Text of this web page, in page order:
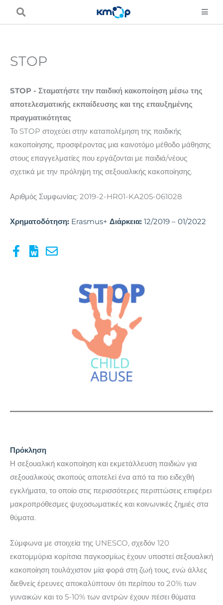
Μετάβαση
STOP
STOP - Σταματήστε την παιδική κακοποίηση μέσω της
αποτελεσματικής εκπαίδευσης και της επαυξημένης
πραγματικότητας
Το STOP στοχεύει στην καταπολέμηση της παιδικής
κακοποίησης, προσφέροντας μια καινοτόμο μέθοδο μάθησης
στους επαγγελματίες που εργάζονται με παιδιά/νέους
σχετικά με την πρόληψη της σεξουαλικής κακοποίησης.
Αριθμός Συμφωνίας: 2019-2-HR01-KA205-061028
Χρηματοδότηση: Erasmus+ Διάρκεια: 12/2019 – 01/2022
Πρόκληση
Η σεξουαλική κακοποίηση και εκμετάλλευση παιδιών για
σεξουαλικούς σκοπούς αποτελεί ένα από τα πιο ειδεχθή
εγκλήματα, το οποίο στις περισσότερες περιπτώσεις επιφέρει
μακροπρόθεσμες ψυχοσωματικές και κοινωνικές ζημιές στα
θύματα.
Σύμφωνα με στοιχεία της UNESCO, σχεδόν 120
εκατομμύρια κορίτσια παγκοσμίως έχουν υποστεί σεξουαλική
κακοποίηση τουλάχιστον μία φορά στη ζωή τους, ενώ άλλες
διεθνείς έρευνες αποκαλύπτουν ότι περίπου το 20% των
γυναικών και το 5-10% των αντρών έχουν πέσει θύματα